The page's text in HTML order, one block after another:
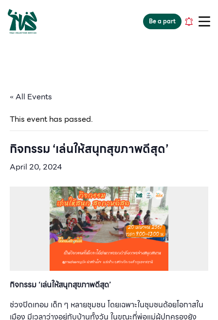
gv-5iuoxpem74qfjw.dv.googlehosted.com
Be a part
« All Events
This event has passed.
กิจกรรม ‘เล่นให้สนุกสุขภาพดีสุด’
April 20, 2024
กิจกรรม ‘เล่นให้สนุกสุขภาพดีสุด’
ช่วงปิดเทอม เด็ก ๆ หลายชุมชน โดยเฉพาะในชุมชนด้อยโอกาสใน
เมือง มีเวลาว่างอยู่กับบ้านทั้งวัน ในขณะที่พ่อแม่ผู้ปกครองยัง